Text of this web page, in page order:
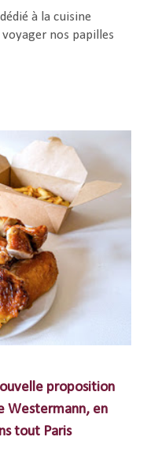
à la cuisine
nos papilles
proposition
Westermann, en
tout Paris